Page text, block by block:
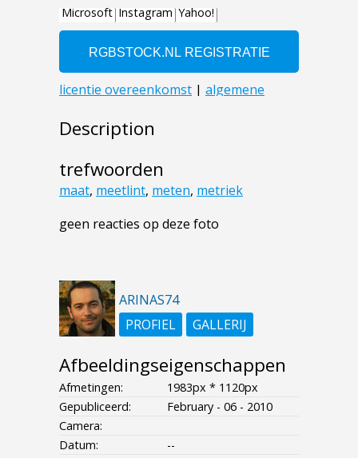
Description
trefwoorden
maat, meetlint, meten, metriek
geen reacties op deze foto
ARINAS74
PROFIEL
GALLERIJ
Afbeeldingseigenschappen
Afmetingen:
1983px * 1120px
Gepubliceerd:
February - 06 - 2010
Camera:
Datum:
--